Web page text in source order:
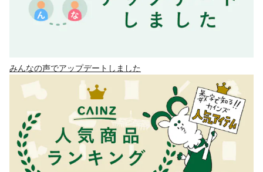
みんなの声でアップデートしました